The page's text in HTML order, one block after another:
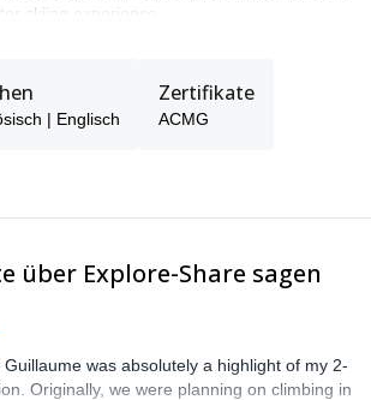
skiing experience.
lodges to choose from. Both offer epic
experiences in some of the wildest
tree runs - we have them all
skiing
- ensures best value for money
| Englisch
Zertifikate
ACMG
über Explore-Share sagen
was absolutely a highlight of my 2-
Originally, we were planning on climbing in